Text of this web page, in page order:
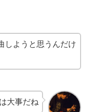
しようと思うんだけ
大事だね